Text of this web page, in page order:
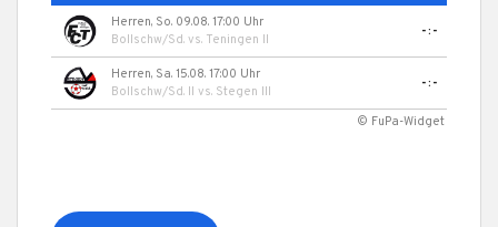
Herren, So. 09.08. 17:00 Uhr
Bollschw/Sd. vs. Teningen II
-:-
Herren, Sa. 15.08. 17:00 Uhr
Bollschw/Sd. II vs. Stegen III
-:-
© FuPa-Widget